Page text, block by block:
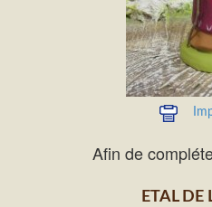
Afin de
ETAL DE